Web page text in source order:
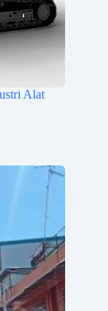
Alat